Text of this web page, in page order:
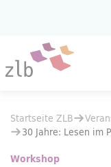
Zum Hauptinhalt
Veranstaltungsübersicht
30 Jahre: Lesen im Park |
Sie befinden sich
Startseite ZLB
30 Jahre: Lesen im
Workshop